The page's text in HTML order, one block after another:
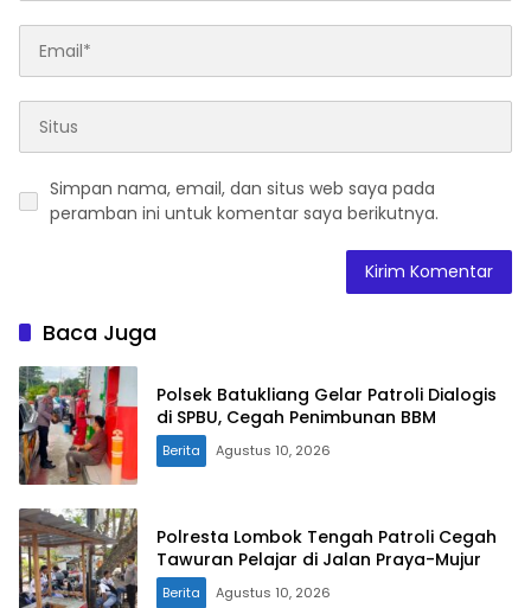
Simpan nama, email, dan situs web saya pada
peramban ini untuk komentar saya berikutnya.
Baca Juga
Polsek Batukliang Gelar Patroli Dialogis
di SPBU, Cegah Penimbunan BBM
Berita Agustus 10, 2026
Polresta Lombok Tengah Patroli Cegah
Tawuran Pelajar di Jalan Praya-Mujur
Berita Agustus 10, 2026